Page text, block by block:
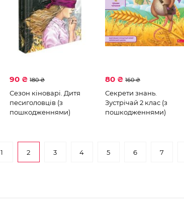
90 ₴ 180 ₴
Сезон кіноварі. Дитя
песиголовців (з
пошкодженнями)
80 ₴ 160 ₴
Секрети знань.
Зустрічай 2 клас (з
пошкодженнями)
1 2 3 4 5 6 7